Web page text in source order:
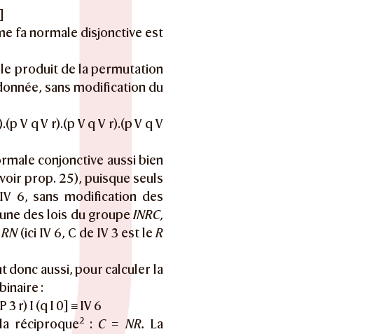
fa normale disjonctive est
produit de la permutation
sans modification du
V q V r).(p V q V r).(p V q V
conjonctive aussi bien
prop. 25), puisque seuls
6, sans modification des
des lois du groupe INRC,
(ici IV 6, C de IV 3 est le R
donc aussi, pour calculer la
:
3 r) I (q I 0] ≡ IV 6
réciproque2: C = NR. La